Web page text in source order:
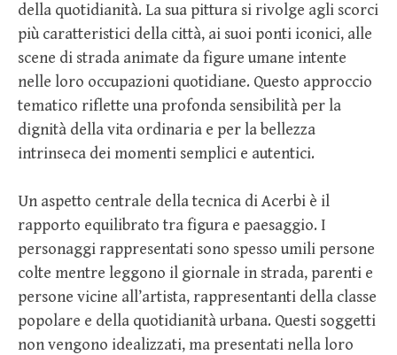
della quotidianità. La sua pittura si rivolge agli scorci
più caratteristici della città, ai suoi ponti iconici, alle
scene di strada animate da figure umane intente
nelle loro occupazioni quotidiane. Questo approccio
tematico riflette una profonda sensibilità per la
dignità della vita ordinaria e per la bellezza
intrinseca dei momenti semplici e autentici.
Un aspetto centrale della tecnica di Acerbi è il
rapporto equilibrato tra figura e paesaggio. I
personaggi rappresentati sono spesso umili persone
colte mentre leggono il giornale in strada, parenti e
persone vicine all’artista, rappresentanti della classe
popolare e della quotidianità urbana. Questi soggetti
non vengono idealizzati, ma presentati nella loro